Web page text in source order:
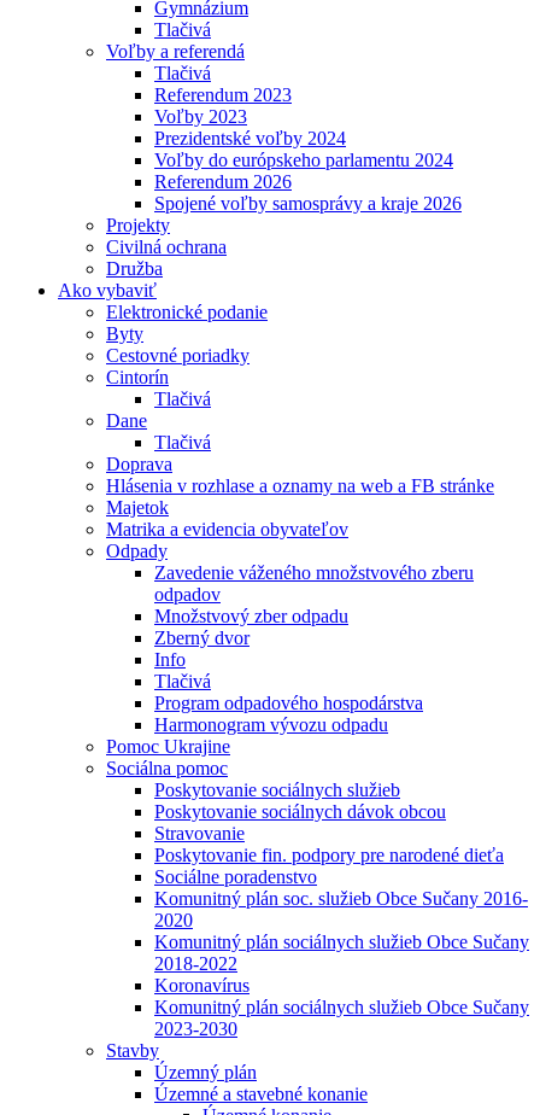
Gymnázium
Tlačivá
Voľby a referendá
Tlačivá
Referendum 2023
Voľby 2023
Prezidentské voľby 2024
Voľby do európskeho parlamentu 2024
Referendum 2026
Spojené voľby samosprávy a kraje 2026
Projekty
Civilná ochrana
Družba
Ako vybaviť
Elektronické podanie
Byty
Cestovné poriadky
Cintorín
Tlačivá
Dane
Tlačivá
Doprava
Hlásenia v rozhlase a oznamy na web a FB stránke
Majetok
Matrika a evidencia obyvateľov
Odpady
Zavedenie váženého množstvového zberu
odpadov
Množstvový zber odpadu
Zberný dvor
Info
Tlačivá
Program odpadového hospodárstva
Harmonogram vývozu odpadu
Pomoc Ukrajine
Sociálna pomoc
Poskytovanie sociálnych služieb
Poskytovanie sociálnych dávok obcou
Stravovanie
Poskytovanie fin. podpory pre narodené dieťa
Sociálne poradenstvo
Komunitný plán soc. služieb Obce Sučany 2016-
2020
Komunitný plán sociálnych služieb Obce Sučany
2018-2022
Koronavírus
Komunitný plán sociálnych služieb Obce Sučany
2023-2030
Stavby
Územný plán
Územné a stavebné konanie